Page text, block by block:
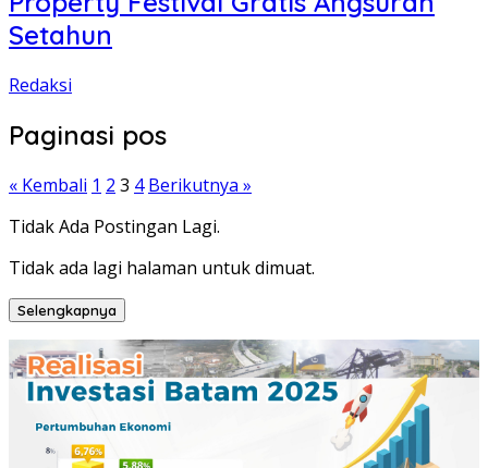
Setahun
Redaksi
Paginasi pos
« Kembali 1 2 3 4 Berikutnya »
Tidak Ada Postingan Lagi.
Tidak ada lagi halaman untuk dimuat.
Selengkapnya